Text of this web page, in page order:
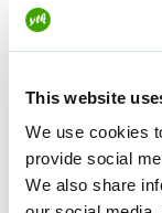
This website
We use cookies
provide social
We also share
brutits så illa,
gick ännu två
reparation av
Markus
med